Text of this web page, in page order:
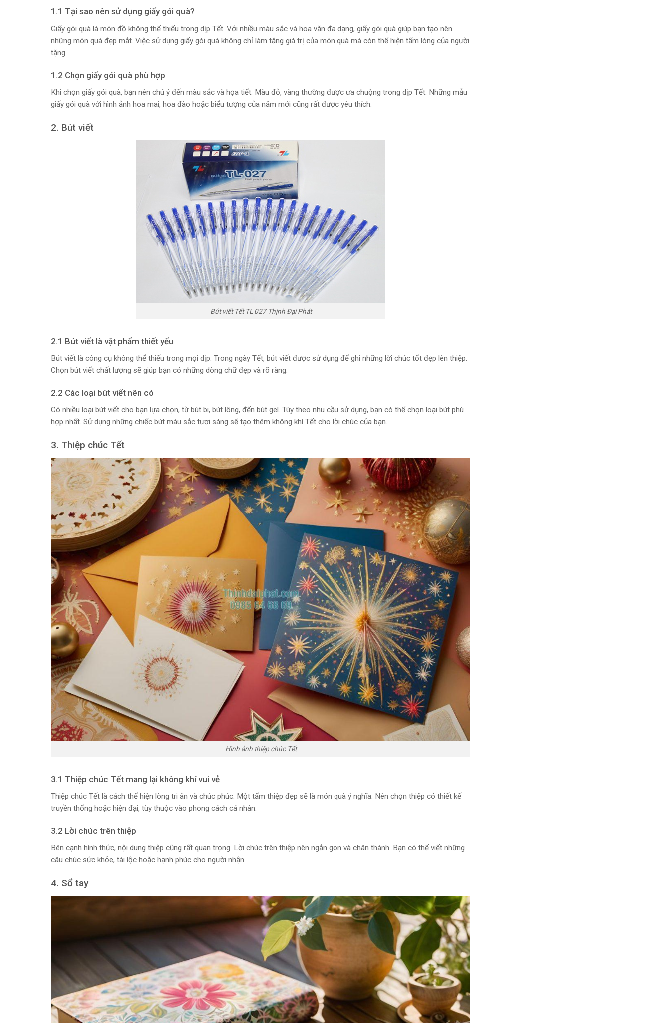
1.1 Tại sao nên sử dụng giấy gói quà?
Giấy gói quà là món đồ không thể thiếu trong dịp Tết. Với nhiều màu sắc và hoa văn đa dạng, giấy gói quà giúp bạn tạo nên
những món quà đẹp mắt. Việc sử dụng giấy gói quà không chỉ làm tăng giá trị của món quà mà còn thể hiện tấm lòng của người
tặng.
1.2 Chọn giấy gói quà phù hợp
Khi chọn giấy gói quà, bạn nên chú ý đến màu sắc và họa tiết. Màu đỏ, vàng thường được ưa chuộng trong dịp Tết. Những mẫu
giấy gói quà với hình ảnh hoa mai, hoa đào hoặc biểu tượng của năm mới cũng rất được yêu thích.
2. Bút viết
Bút viết Tết TL 027 Thịnh Đại Phát
2.1 Bút viết là vật phẩm thiết yếu
Bút viết là công cụ không thể thiếu trong mọi dịp. Trong ngày Tết, bút viết được sử dụng để ghi những lời chúc tốt đẹp lên thiệp.
Chọn bút viết chất lượng sẽ giúp bạn có những dòng chữ đẹp và rõ ràng.
2.2 Các loại bút viết nên có
Có nhiều loại bút viết cho bạn lựa chọn, từ bút bi, bút lông, đến bút gel. Tùy theo nhu cầu sử dụng, bạn có thể chọn loại bút phù
hợp nhất. Sử dụng những chiếc bút màu sắc tươi sáng sẽ tạo thêm không khí Tết cho lời chúc của bạn.
3. Thiệp chúc Tết
Hình ảnh thiệp chúc Tết
3.1 Thiệp chúc Tết mang lại không khí vui vẻ
Thiệp chúc Tết là cách thể hiện lòng tri ân và chúc phúc. Một tấm thiệp đẹp sẽ là món quà ý nghĩa. Nên chọn thiệp có thiết kế
truyền thống hoặc hiện đại, tùy thuộc vào phong cách cá nhân.
3.2 Lời chúc trên thiệp
Bên cạnh hình thức, nội dung thiệp cũng rất quan trọng. Lời chúc trên thiệp nên ngắn gọn và chân thành. Bạn có thể viết những
câu chúc sức khỏe, tài lộc hoặc hạnh phúc cho người nhận.
4. Sổ tay